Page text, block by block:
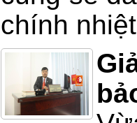
chính